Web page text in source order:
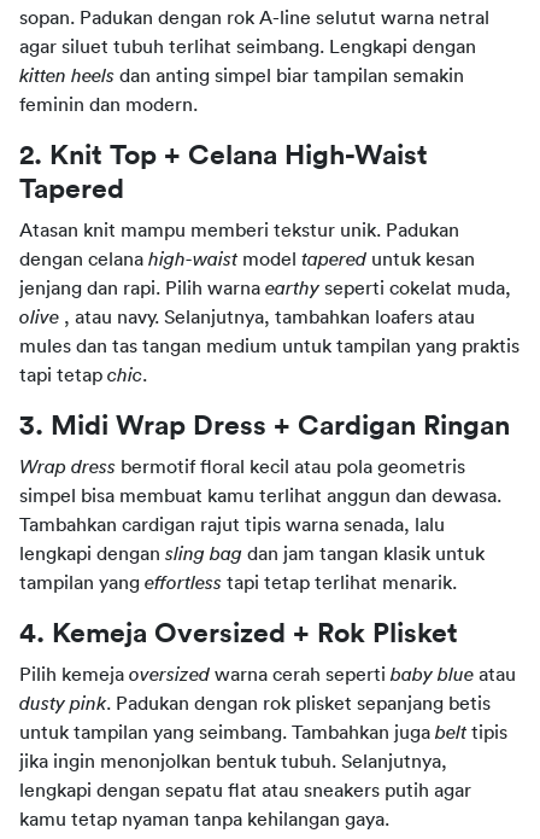
sopan. Padukan dengan rok A-line selutut warna netral
kitten heels dan anting simpel biar tampilan semakin
feminin dan modern.
2. Knit Top + Celana High-Waist
Tapered
Atasan knit mampu memberi tekstur unik. Padukan
dengan celana high-waist model tapered untuk kesan
jenjang dan rapi. Pilih warna earthy
olive , atau navy. Selanjutnya, tambahkan loafers atau
mules dan tas tangan medium untuk tampilan yang praktis
tapi tetap chic.
3. Midi Wrap Dress + Cardigan Ringan
Wrap dress bermotif floral kecil atau pola geometris
simpel bisa membuat kamu terlihat anggun dan dewasa.
Tambahkan cardigan rajut tipis warna senada, lalu
lengkapi dengan sling bag dan jam tangan klasik untuk
tampilan yang effortless tapi tetap terlihat menarik.
4. Kemeja Oversized + Rok Plisket
Pilih kemeja oversized warna cerah seperti baby blue
dusty pink. Padukan dengan rok plisket sepanjang betis
untuk tampilan yang seimbang. Tambahkan juga belt tipis
jika ingin menonjolkan bentuk tubuh. Selanjutnya,
lengkapi dengan sepatu flat atau sneakers putih agar
kamu tetap nyaman tanpa kehilangan gaya.